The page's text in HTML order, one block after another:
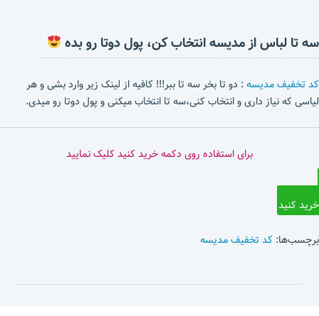
سه تا لباس از مدیسه انتخاب کن، پول دوتا رو بده
کد تخفیف مدیسه: دو تا بخر سه تا ببر!!! کافیه از لینک زیر وارد بشی و هر
لیاسی که نیاز داری و انتخاب کنی،سه تا انتخاب میکنی و پول دوتا رو میدی.
برای استفاده روی دکمه خرید کنید کلیک نمایید
خرید کنید
برچسب‌ها: کد تخفیف مدیسه